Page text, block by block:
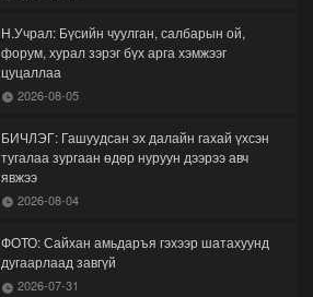
Н.Учрал: Бүсийн чуулган, салбарын ой,
форум, хурал зэрэг бүх арга хэмжээг
цуцаллаа
2026-08-05
БИЧЛЭГ: Гашуудсан эх далайн гахай үхсэн
тугалаа зургаан өдөр нуруун дээрээ авч
явжээ
2026-08-04
ФОТО: Сайхан амьдаръя гэхээр шатахуунд
дугаарлаад завгүй
2026-07-31